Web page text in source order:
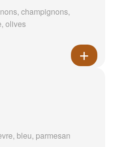
champignons,
olives
bleu, parmesan